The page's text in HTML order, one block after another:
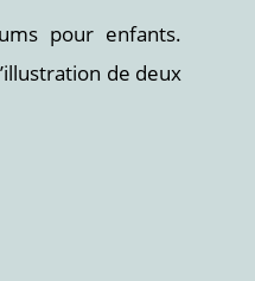
pour enfants.
de deux